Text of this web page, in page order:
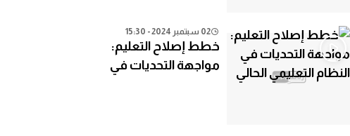
02 سبتمبر 2024 - 15:30
خطط إصلاح التعليم:
مواجهة التحديات في